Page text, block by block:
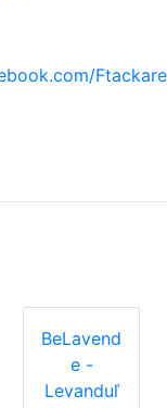
BeLavend
e -
Levanduľ